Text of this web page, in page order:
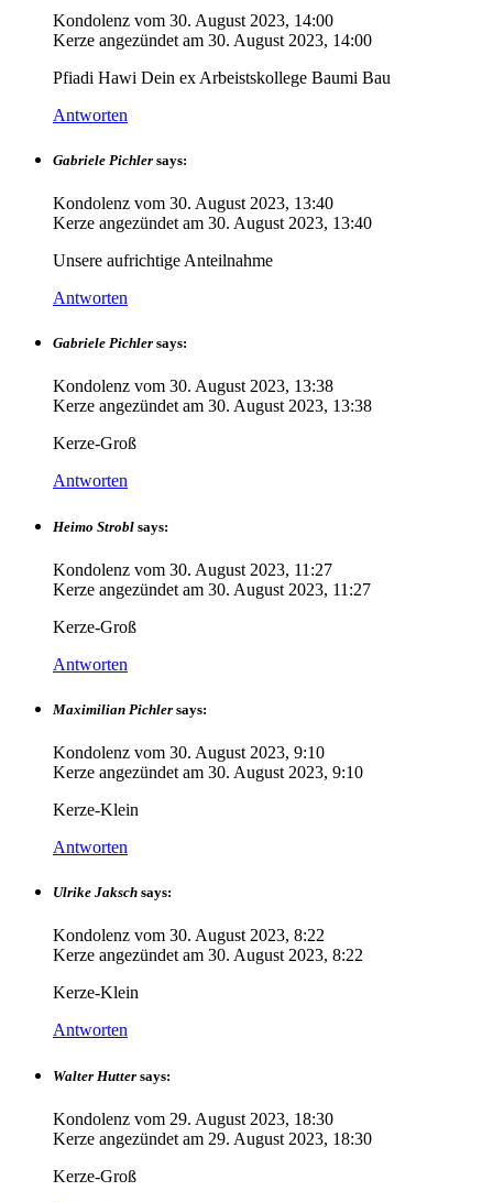
Kondolenz vom 30. August 2023, 14:00
Kerze angezündet am 30. August 2023, 14:00
Pfiadi Hawi Dein ex Arbeistskollege Baumi Bau
Antworten
Gabriele Pichler says:
Kondolenz vom 30. August 2023, 13:40
Kerze angezündet am 30. August 2023, 13:40
Unsere aufrichtige Anteilnahme
Antworten
Gabriele Pichler says:
Kondolenz vom 30. August 2023, 13:38
Kerze angezündet am 30. August 2023, 13:38
Kerze-Groß
Antworten
Heimo Strobl says:
Kondolenz vom 30. August 2023, 11:27
Kerze angezündet am 30. August 2023, 11:27
Kerze-Groß
Antworten
Maximilian Pichler says:
Kondolenz vom 30. August 2023, 9:10
Kerze angezündet am 30. August 2023, 9:10
Kerze-Klein
Antworten
Ulrike Jaksch says:
Kondolenz vom 30. August 2023, 8:22
Kerze angezündet am 30. August 2023, 8:22
Kerze-Klein
Antworten
Walter Hutter says:
Kondolenz vom 29. August 2023, 18:30
Kerze angezündet am 29. August 2023, 18:30
Kerze-Groß